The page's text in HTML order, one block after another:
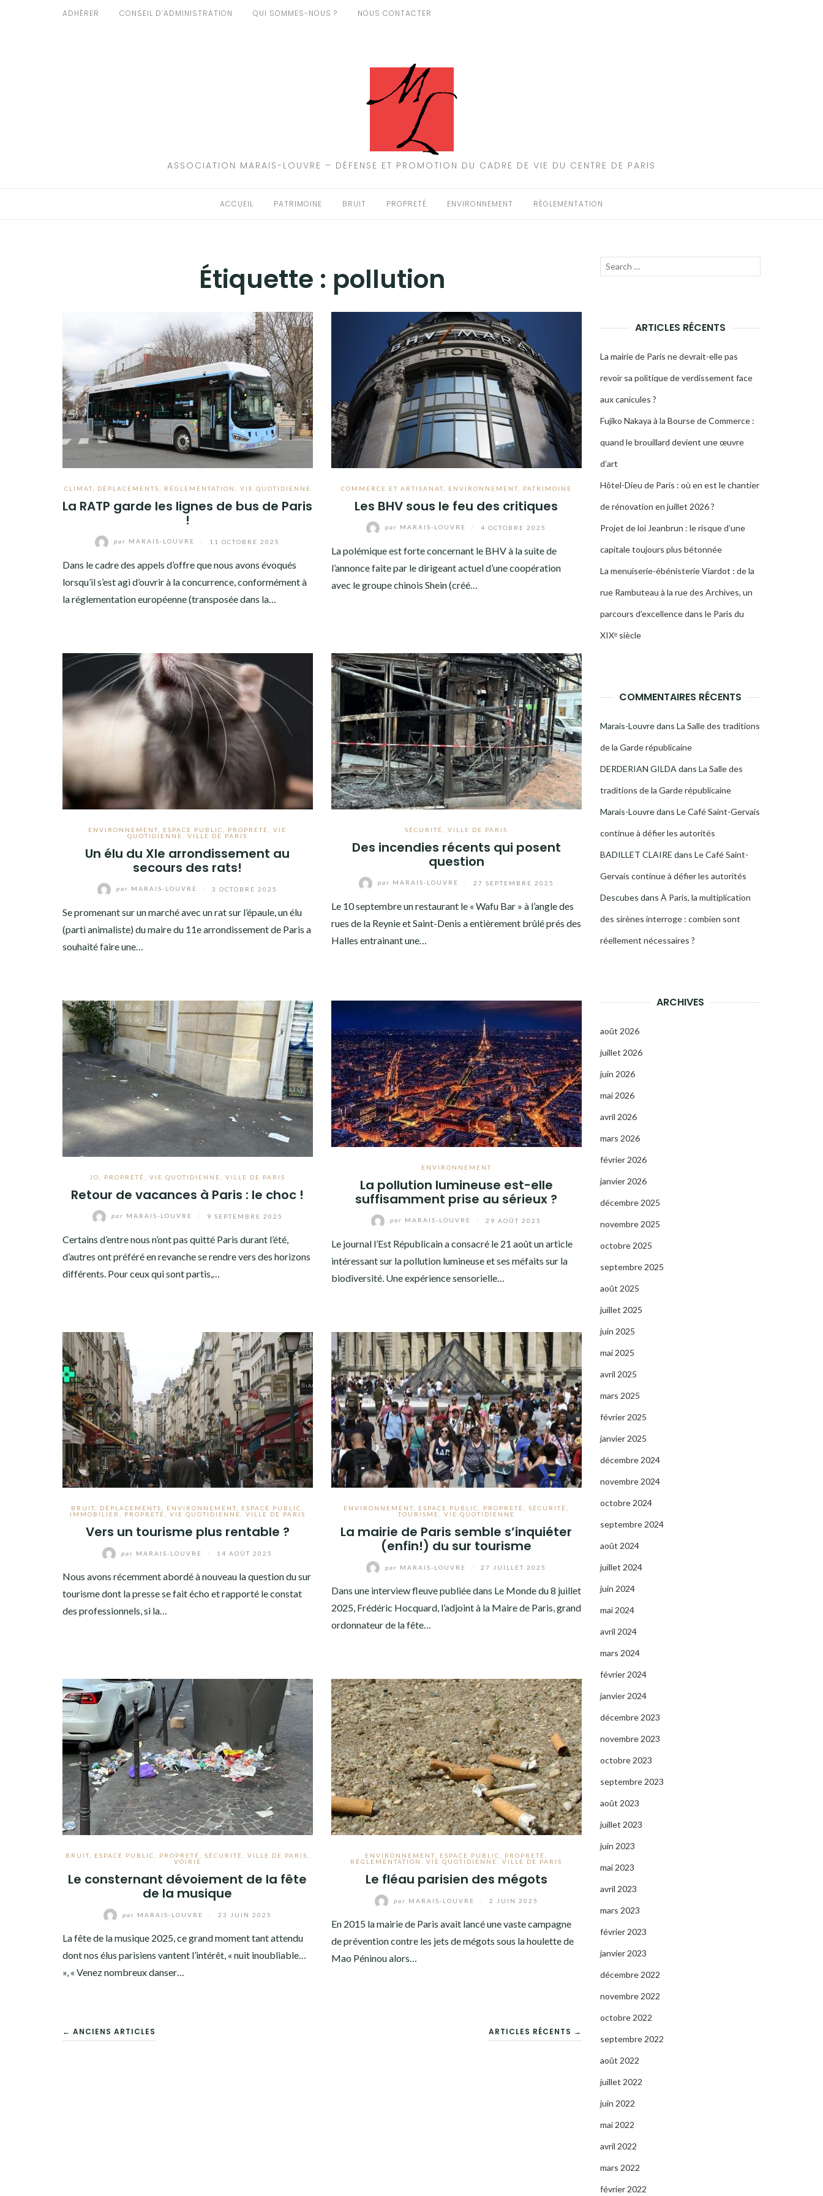
ADHÉRER CONSEIL D’ADMINISTRATION QUI SOMMES-NOUS ? NOUS CONTACTER
ASSOCIATION MARAIS-LOUVRE – DÉFENSE ET PROMOTION DU CADRE DE VIE DU CENTRE DE PARIS
ACCUEIL PATRIMOINE BRUIT PROPRETÉ ENVIRONNEMENT RÉGLEMENTATION
Étiquette : pollution
CLIMAT, DÉPLACEMENTS RÉGLEMENTATION VIE QUOTIDIENNE
La RATP garde les lignes de bus de Paris
!
par MARAIS-LOUVRE 11 OCTOBRE 2025
Dans le cadre des appels d’offre que nous avons évoqués
lorsqu’il s’est agi d’ouvrir à la concurrence, conformément à
la réglementation européenne (transposée dans la…
COMMERCE ET ARTISANAT, ENVIRONNEMENT, PATRIMOINE
Les BHV sous le feu des critiques
par MARAIS-LOUVRE 4 OCTOBRE 2025
La polémique est forte concernant le BHV à la suite de
l’annonce faite par le dirigeant actuel d’une coopération
avec le groupe chinois Shein (créé…
ENVIRONNEMENT ESPACE PUBLIC PROPRETÉ ,VIE
QUOTIDIENNE
,VILLE DE PARIS
Un élu du XIe arrondissement au
secours des rats!
par MARAIS-LOUVRE 3 OCTOBRE 2025
Se promenant sur un marché avec un rat sur l’épaule, un élu
(parti animaliste) du maire du 11e arrondissement de Paris a
souhaité faire une…
SÉCURITÉ ,VILLE DE PARIS
Des incendies récents qui posent
question
par MARAIS-LOUVRE 27 SEPTEMBRE 2025
Le 10 septembre un restaurant le « Wafu Bar » à l’angle des
rues de la Reynie et Saint-Denis a entièrement brûlé prés des
Halles entrainant une…
JO PROPRETÉ ,VIE QUOTIDIENNE ,VILLE DE PARIS
Retour de vacances à Paris : le choc !
par MARAIS-LOUVRE 9 SEPTEMBRE 2025
Certains d’entre nous n’ont pas quitté Paris durant l’été,
d’autres ont préféré en revanche se rendre vers des horizons
différents. Pour ceux qui sont partis,…
ENVIRONNEMENT
La pollution lumineuse est-elle
suffisamment prise au sérieux ?
par MARAIS-LOUVRE 29 AOÛT 2025
Le journal l’Est Républicain a consacré le 21 août un article
intéressant sur la pollution lumineuse et ses méfaits sur la
biodiversité. Une expérience sensorielle…
BRUIT DÉPLACEMENTS ENVIRONNEMENT ESPACE PUBLIC
IMMOBILIER
PROPRETÉ VIE QUOTIDIENNE VILLE DE PARIS
Vers un tourisme plus rentable ?
par MARAIS-LOUVRE 14 AOÛT 2025
Nous avons récemment abordé à nouveau la question du sur
tourisme dont la presse se fait écho et rapporté le constat
des professionnels, si la…
ENVIRONNEMENT ESPACE PUBLIC PROPRETÉ ,SÉCURITÉ
TOURISME
VIE QUOTIDIENNE
La mairie de Paris semble s’inquiéter
(enfin!) du sur tourisme
par MARAIS-LOUVRE 27 JUILLET 2025
Dans une interview fleuve publiée dans Le Monde du 8 juillet
2025, Frédéric Hocquard, l’adjoint à la Maire de Paris, grand
ordonnateur de la fête…
BRUIT, ESPACE PUBLIC PROPRETÉ SÉCURITÉ VILLE DE PARIS
VOIRIE
Le consternant dévoiement de la fête
de la musique
par MARAIS-LOUVRE 23 JUIN 2025
La fête de la musique 2025, ce grand moment tant attendu
dont nos élus parisiens vantent l’intérêt, « nuit inoubliable…
», « Venez nombreux danser…
ENVIRONNEMENT ESPACE PUBLIC PROPRETÉ
RÉGLEMENTATION
,VIE QUOTIDIENNE ,VILLE DE PARIS
Le fléau parisien des mégots
par MARAIS-LOUVRE 2 JUIN 2025
En 2015 la mairie de Paris avait lancé une vaste campagne
de prévention contre les jets de mégots sous la houlette de
Mao Péninou alors…
NAVIGATION
← ANCIENS ARTICLES ARTICLES RÉCENTS →
Recherche
ARTICLES RÉCENTS
La mairie de Paris ne devrait-elle pas
revoir sa politique de verdissement face
aux canicules ?
Fujiko Nakaya à la Bourse de Commerce :
quand le brouillard devient une œuvre
d’art
Hôtel-Dieu de Paris : où en est le chantier
de rénovation en juillet 2026 ?
Projet de loi Jeanbrun : le risque d’une
capitale toujours plus bétonnée
La menuiserie-ébénisterie Viardot : de la
rue Rambuteau à la rue des Archives, un
parcours d’excellence dans le Paris du
XIXᵉ siècle
COMMENTAIRES RÉCENTS
Marais-Louvredans La Salle des traditions
de la Garde républicaine
DERDERIAN GILDA dans La Salle des
traditions de la Garde républicaine
Marais-Louvredans Le Café Saint-Gervais
continue à défier les autorités
BADILLET CLAIRE dans Le Café Saint-
Gervais continue à défier les autorités
Descubes dans À Paris, la multiplication
des sirènes interroge : combien sont
réellement nécessaires ?
ARCHIVES
août 2026
juillet 2026
juin 2026
mai 2026
avril 2026
mars 2026
février 2026
janvier 2026
décembre 2025
novembre 2025
octobre 2025
septembre 2025
août 2025
juillet 2025
juin 2025
mai 2025
avril 2025
mars 2025
février 2025
janvier 2025
décembre 2024
novembre 2024
octobre 2024
septembre 2024
août 2024
juillet 2024
juin 2024
mai 2024
avril 2024
mars 2024
février 2024
janvier 2024
décembre 2023
novembre 2023
octobre 2023
septembre 2023
août 2023
juillet 2023
juin 2023
mai 2023
avril 2023
mars 2023
février 2023
janvier 2023
décembre 2022
novembre 2022
octobre 2022
septembre 2022
août 2022
juillet 2022
juin 2022
mai 2022
avril 2022
mars 2022
février 2022